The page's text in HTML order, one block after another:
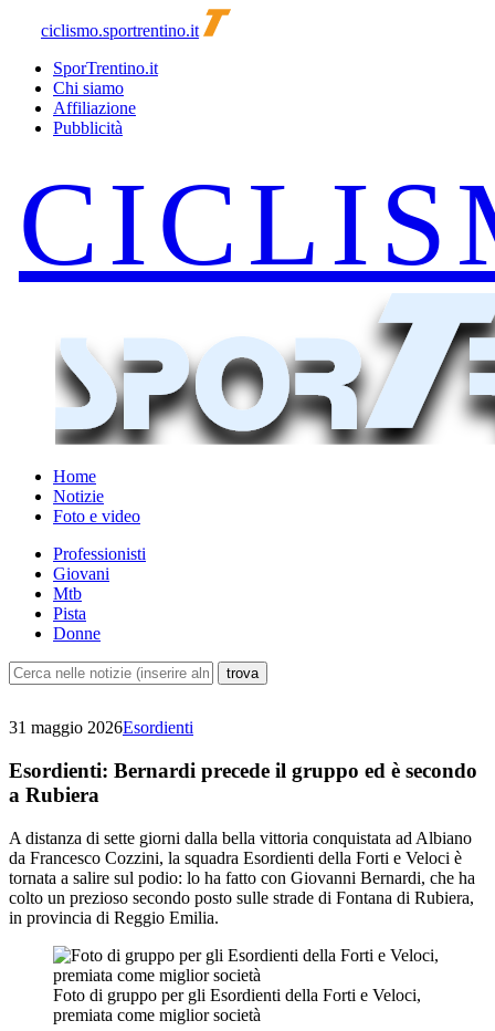
ciclismo.sportrentino.it
SporTrentino.it
Chi siamo
Affiliazione
Pubblicità
Home
Notizie
Foto e video
Professionisti
Giovani
Mtb
Pista
Donne
31 maggio 2026Esordienti
Esordienti: Bernardi precede il gruppo ed è secondo
a Rubiera
A distanza di sette giorni dalla bella vittoria conquistata ad Albiano
da Francesco Cozzini, la squadra Esordienti della Forti e Veloci è
tornata a salire sul podio: lo ha fatto con Giovanni Bernardi, che ha
colto un prezioso secondo posto sulle strade di Fontana di Rubiera,
in provincia di Reggio Emilia.
Foto di gruppo per gli Esordienti della Forti e Veloci,
premiata come miglior società